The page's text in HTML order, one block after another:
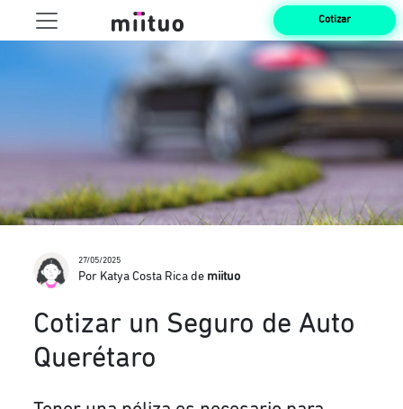
Cotizar
27/05/2025
Por Katya Costa Rica de miituo
Cotizar un Seguro de Auto
Querétaro